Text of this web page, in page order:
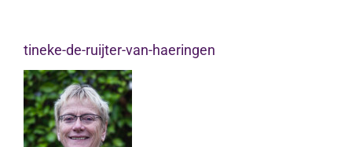
tineke-de-ruijter-van-haeringen